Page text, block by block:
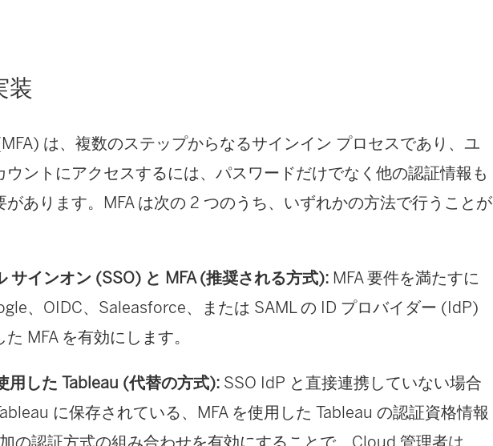
装
は、複数のステップからなるサインイン プロセスであり、ユ
ウントにアクセスするには、パスワードだけでなく他の認証情報も
があります。MFA は次の 2 つのうち、いずれかの方法で行うことが
サインオン (SSO) と MFA (推奨される方式): MFA 要件を満たすに
、OIDC、Saleasforce、または SAML の ID プロバイダー (IdP)
た MFA を有効にします。
用した Tableau (代替の方式): SSO IdP と直接連携していない場合
に保存されている、MFA を使用した Tableau の認証資格情報
の認証方式の組み合わせを有効にすることで、Cloud 管理者は